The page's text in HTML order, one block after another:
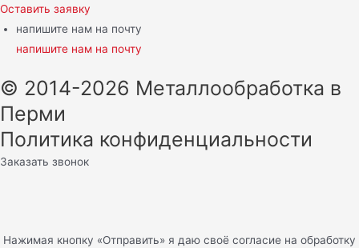
Оставить заявку
напишите нам на почту
напишите нам на почту
© 2014-2026 Металлообработка в
Перми
Политика конфиденциальности
Заказать звонок
Нажимая кнопку «Отправить» я даю своё согласие на обработку